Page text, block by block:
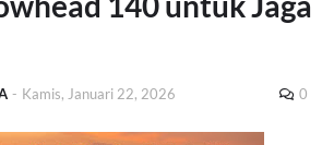
- Kamis, Januari 22, 2026 0